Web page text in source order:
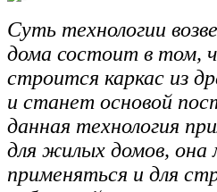
Суть технологии
дома состоит в том,
строится каркас из
и станет основой
данная технология
для жилых домов,
применяться и для